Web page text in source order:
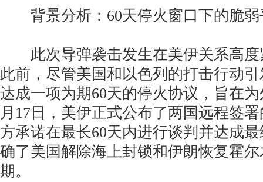
背景分析：60天停火窗口下的脆弱
此次导弹袭击发生在美伊关系高度
此前，尽管美国和以色列的打击行动
达成一项为期60天的停火协议，旨在
月17日，美伊正式公布了两国远程签
方承诺在最长60天内进行谈判并达成
确了美国解除海上封锁和伊朗恢复霍
期。